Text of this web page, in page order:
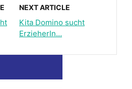
NEXT ARTICLE
Kita Domino sucht
ErzieherIn…